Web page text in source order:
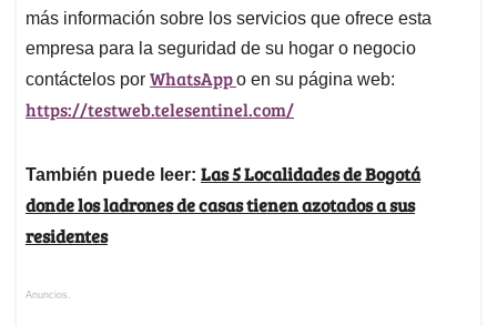
más información sobre los servicios que ofrece esta
empresa para la seguridad de su hogar o negocio
contáctelos por WhatsAppo en su página web:
https://testweb.telesentinel.com/
También puede leer: Las 5 Localidades de Bogotá
donde los ladrones de casas tienen azotados a sus
residentes
Anuncios.